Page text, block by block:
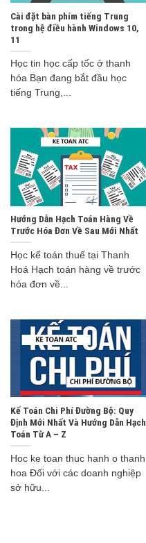
Cài đặt bàn phím tiếng Trung
trong hệ điều hành Windows 10,
11
Học tin học cấp tốc ở thanh
hóa Bạn đang bắt đầu học
tiếng Trung,...
Hướng Dẫn Hạch Toán Hàng Về
Trước Hóa Đơn Về Sau Mới Nhất
Học kế toán thuế tại Thanh
Hoá Hạch toán hàng về trước
hóa đơn về...
Kế Toán Chi Phí Đường Bộ: Quy
Định Mới Nhất Và Hướng Dẫn Hạch
Toán Từ A – Z
Hoc ke toan thuc hanh o thanh
hoa Đối với các doanh nghiệp
sở hữu...